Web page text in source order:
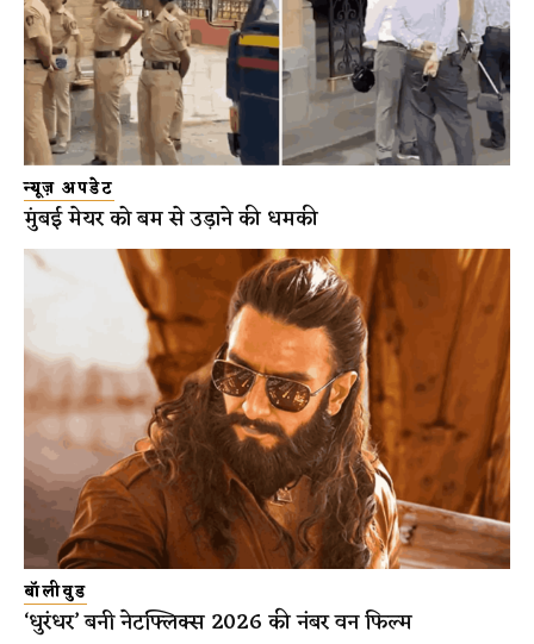
न्यूज़ अपडेट
मुंबई मेयर को बम से उड़ाने की धमकी
बॉलीवुड
‘धुरंधर’ बनी नेटफ्लिक्स 2026 की नंबर वन फिल्म